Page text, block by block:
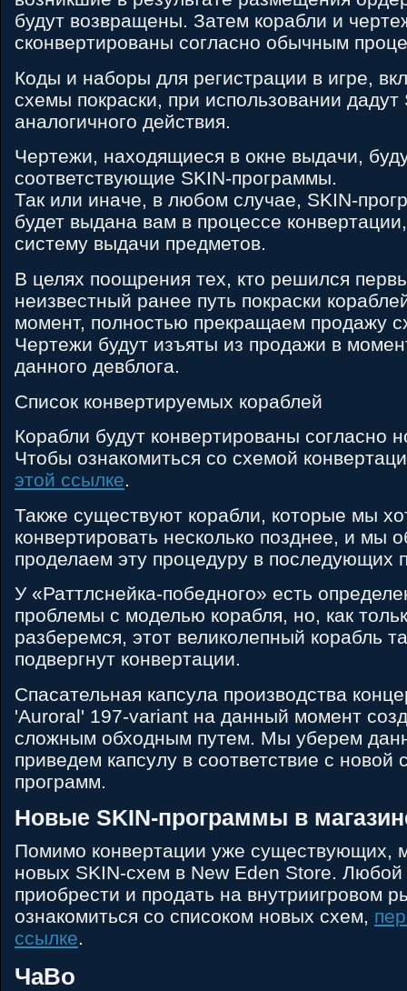
будут возвращены. Затем корабли и
сконвертированы согласно обычным
Коды и наборы для регистрации в игре,
схемы покраски, при использовании
аналогичного действия.
Чертежи, находящиеся в окне выдачи,
соответствующие SKIN-программы.
Так или иначе, в любом случае, SKIN-
будет выдана вам в процессе
систему выдачи предметов.
В целях поощрения тех, кто решился
неизвестный ранее путь покраски
момент, полностью прекращаем продажу
Чертежи будут изъяты из продажи в
данного девблога.
Список конвертируемых кораблей
Корабли будут конвертированы согласно
Чтобы ознакомиться со схемой
этой ссылке.
Также существуют корабли, которые мы
конвертировать несколько позднее, и мы
проделаем эту процедуру в последующих
У «Раттлснейка-победного» есть
проблемы с моделью корабля, но, как
разберемся, этот великолепный корабль
подвергнут конвертации.
Спасательная капсула производства
'Auroral' 197-variant на данный момент
сложным обходным путем. Мы уберем
приведем капсулу в соответствие с новой
программ.
Новые SKIN-программы в
Помимо конвертации уже существующих,
новых SKIN-схем в New Eden Store.
приобрести и продать на внутриигровом
ознакомиться со списоком новых схем,
ссылке.
ЧаВо